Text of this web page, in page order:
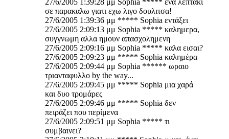
27/6/2005 1:39:28 μμ Sophia ***** ενα λεπτακι
σε παρακαλω γιατι εχω λιγο δουλιτσα!
27/6/2005 1:39:36 μμ ***** Sophia εντάξει
27/6/2005 2:09:13 μμ Sophia ***** καλημερα,
συγγνωμη αλλα ημουν απασχολημενη
27/6/2005 2:09:16 μμ Sophia ***** καλα εισαι?
27/6/2005 2:09:23 μμ ***** Sophia καλημέρα
27/6/2005 2:09:44 μμ Sophia ****** ωραιο
τριανταφυλλο by the way...
27/6/2005 2:09:45 μμ ***** Sophia μια χαρά
και δυο τρομάρες
27/6/2005 2:09:46 μμ ***** Sophia δεν
πειράζει που περίμενα
27/6/2005 2:09:51 μμ Sophia ***** τι
συμβαινει?